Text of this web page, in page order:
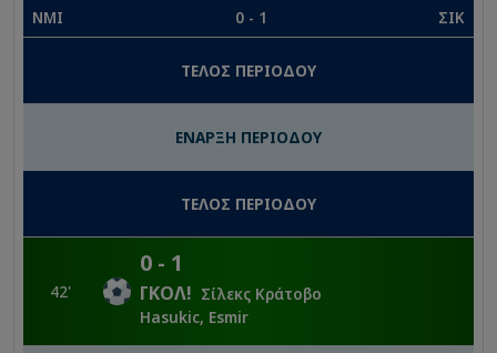
ΝΜΙ
0- 1 ΣΙΚ
ΤΕΛΟΣ ΠΕΡΙΟΔΟΥ
ΕΝΑΡΞΗ ΠΕΡΙΟΔΟΥ
ΤΕΛΟΣ ΠΕΡΙΟΔΟΥ
42'
0 - 1
ΓΚΟΛ! Σίλεκς Κράτοβο
Hasukic, Esmir